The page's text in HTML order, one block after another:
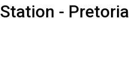
- Pretoria